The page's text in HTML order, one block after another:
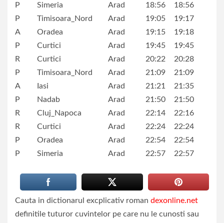
P
Simeria Arad 18:56
18:56
P
Timisoara_Nord Arad 19:05
19:17
A
Oradea Arad 19:15
19:18
P
Curtici Arad 19:45
19:45
R
Curtici Arad 20:22
20:28
P
Timisoara_Nord Arad 21:09
21:09
A
Iasi Arad 21:21
21:35
P
Nadab Arad 21:50
21:50
R
Cluj_Napoca Arad 22:14
22:16
R
Curtici Arad 22:24
22:24
P
Oradea Arad 22:54
22:54
P
Simeria Arad 22:57 22:57
Cauta in dictionarul excplicativ roman dexonline.net
definitile tuturor cuvintelor pe care nu le cunosti sau